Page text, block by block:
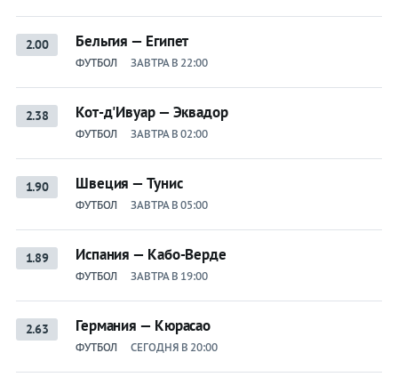
2.00 Бельгия — Египет
ФУТБОЛ ЗАВТРА В 22:00
2.38 Кот-д'Ивуар — Эквадор
ФУТБОЛ ЗАВТРА В 02:00
1.90 Швеция — Тунис
ФУТБОЛ ЗАВТРА В 05:00
1.89 Испания — Кабо-Верде
ФУТБОЛ ЗАВТРА В 19:00
2.63 Германия — Кюрасао
ФУТБОЛ СЕГОДНЯ В 20:00